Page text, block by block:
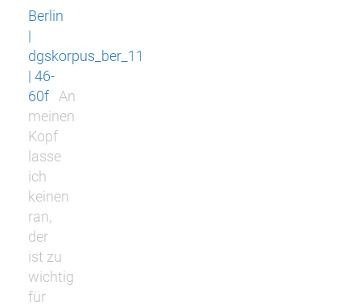
Berlin
|
dgskorpus_ber_11
| 46-
60f
An
meinen
Kopf
lasse
ich
keinen
ran,
der
ist zu
wichtig
für